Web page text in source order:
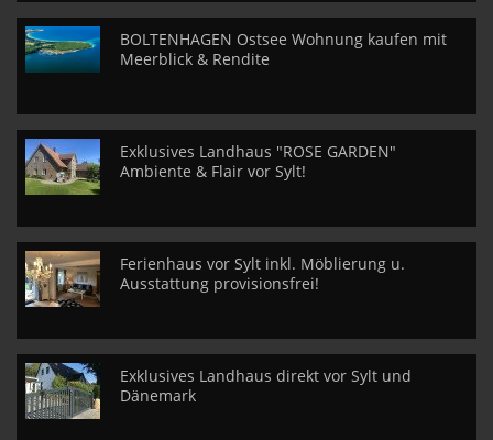
BOLTENHAGEN Ostsee Wohnung kaufen mit
Meerblick & Rendite
Exklusives Landhaus "ROSE GARDEN"
Ambiente & Flair vor Sylt!
Ferienhaus vor Sylt inkl. Möblierung u.
Ausstattung provisionsfrei!
Exklusives Landhaus direkt vor Sylt und
Dänemark